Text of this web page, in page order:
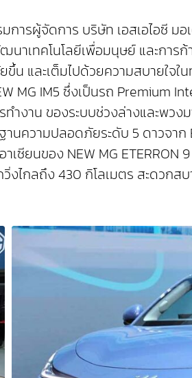
ารผู้จัดการ บริษัท เอสเอไอซี ม
นาเทคโนโลยีเพื่อมนุษย์ และกา
และเต็มไปด้วยความสบายใจใ
MG IM5 ซึ่งเป็นรถ Premium
าน ของระบบช่วงล่างและพวงม
ความปลอดภัยระดับ 5 ดาวจาก
ยนของ NEW MG ETERRON
ไกลถึง 430 กิโลเมตร สะดวก